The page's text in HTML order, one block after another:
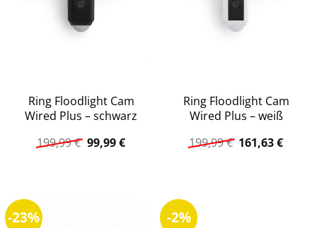
Ring Floodlight Cam
Wired Plus – schwarz
199,99€ Ursprünglicher
Preis
99,99€Aktueller
Ring Floodlight Cam
Wired Plus – weiß
199,99€
Preis
161,63€
-23% -2%